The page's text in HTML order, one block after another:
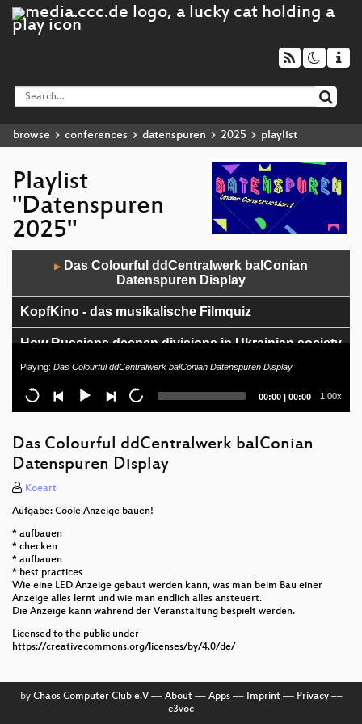
browse conferences datenspuren 2025 playlist
Playlist
"Datenspuren
2025"
▶
Das Colourful ddCentralwerk balConian
Datenspuren Display
KopfKino - das musikalische Filmquiz
How Russians deepen divisions in Ukrainian society
Verteilte Scharniere zwischen Maintainer:innen und
Industrie
Band: nomatchesfound
Appease movement - Why the German Peace
War against Ukraine
Einführung in den Diskordianismus
Lowlights aus dem Überwachungssommer 2025
Befreie dich von BigTech zum Wohle der
Deine politische Initiative - aus dem Kopf, auf die
Digital Euro - What the FAQ, ECB?
Playing: Das Colourful ddCentralwerk balConian Datenspuren Display
Current
00:00 | Total
00:00 1.00x
Das Colourful ddCentralwerk balConian
Datenspuren Display
Koeart
Aufgabe: Coole Anzeige bauen!
* aufbauen
* checken
* aufbauen
* best practices
Wie eine LED Anzeige gebaut werden kann, was man beim Bau einer
Anzeige alles lernt und wie man endlich alles ansteuert.
Die Anzeige kann während der Veranstaltung bespielt werden.
Licensed to the public under
https://creativecommons.org/licenses/by/4.0/de/
by Chaos Computer Club e.V–– About–– Apps–– Imprint–– Privacy––
c3voc